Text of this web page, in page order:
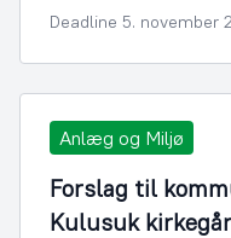
Deadline 5. november
Anlæg og Miljø
Forslag til
Kulusuk